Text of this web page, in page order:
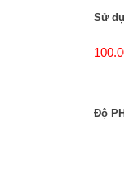
Sử
Độ